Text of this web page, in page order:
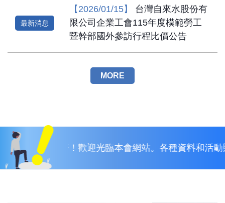
最新消息
【2026/01/15】
台灣自來水股份有
限公司企業工會115年度模範勞工
暨幹部國外參訪行程比價公告
MORE
會員，您好！歡迎光臨本會網站。各種資料和活動照